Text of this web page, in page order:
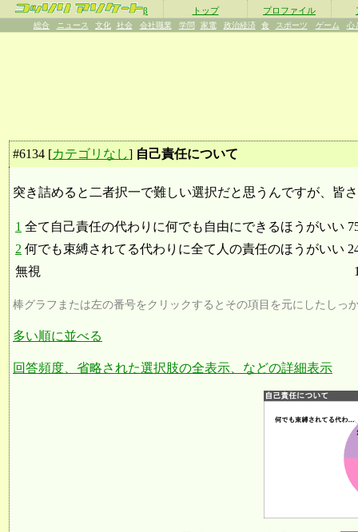
β トップ プロファイル
総合 ニュース 文化 社会 会社職業 学問 家電 政治経済 食 スポーツ ゲーム 心
#6134 [カテゴリなし] 自己責任について
突き詰めると二者択一で難しい選択だと思うんですが、皆
1 全て自己責任の代わりに何でも自由にできるほうがいい
2 何でも束縛されてる代わりに全て人の責任のほうがいい
無視
棒グラフまたは左の番号をクリックするとその項目を元にしたしっ
多い順に並べる
回答頻度、省略された選択肢の全表示、などの詳細表示